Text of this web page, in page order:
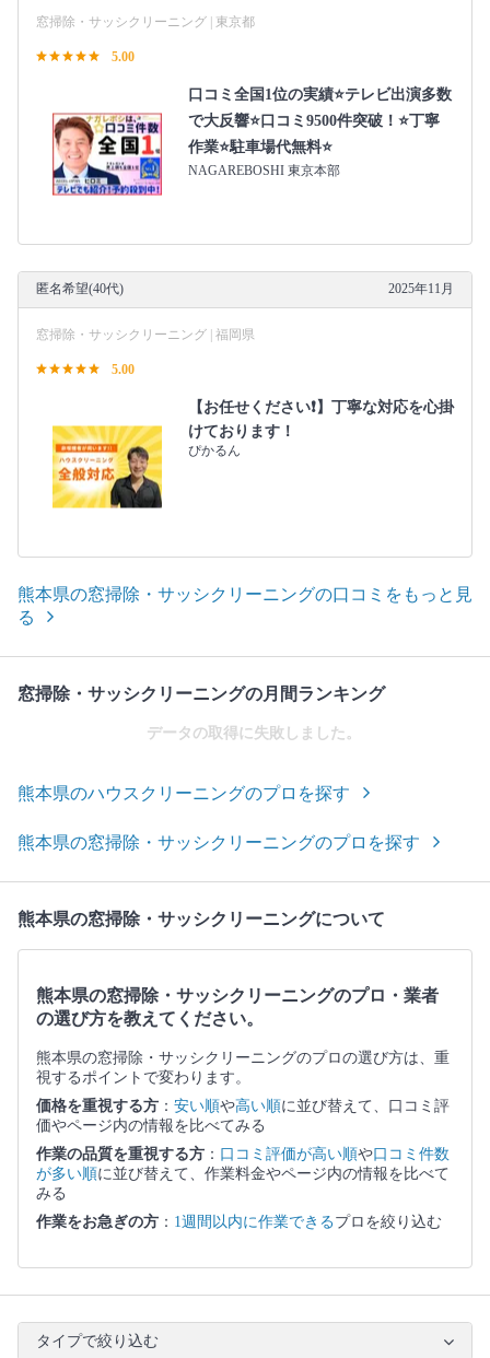
窓掃除・サッシクリーニング | 東京都
5.00
口コミ全国1位の実績⭐テレビ出演多数
で大反響⭐口コミ9500件突破！⭐丁寧
作業⭐駐車場代無料⭐
NAGAREBOSHI 東京本部
匿名希望(40代) 2025年11月
窓掃除・サッシクリーニング | 福岡県
5.00
【お任せください❗️】丁寧な対応を心掛
けております！
ぴかるん
熊本県の窓掃除・サッシクリーニングの口コミをもっと見
る
窓掃除・サッシクリーニングの月間ランキング
データの取得に失敗しました。
熊本県のハウスクリーニングのプロを探す
熊本県の窓掃除・サッシクリーニングのプロを探す
熊本県の窓掃除・サッシクリーニングについて
熊本県の窓掃除・サッシクリーニングのプロ・業者
の選び方を教えてください。
熊本県の窓掃除・サッシクリーニングのプロの選び方は、重
視するポイントで変わります。
価格を重視する方 ： 安い順や高い順に並び替えて、口コミ評
価やページ内の情報を比べてみる
作業の品質を重視する方 ： 口コミ評価が高い順や口コミ件数
が多い順に並び替えて、作業料金やページ内の情報を比べて
みる
作業をお急ぎの方 ： 1週間以内に作業できるプロを絞り込む
タイプで絞り込む